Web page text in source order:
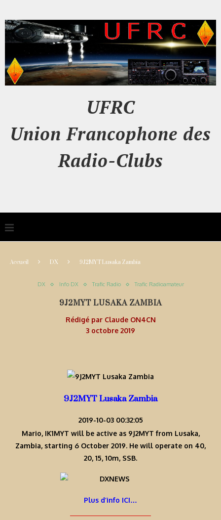
UFRC
Union Francophone des
Radio-Clubs
Accueil DX 9J2MYT Lusaka Zambia
DX Info DX Trafic Radio Trafic Radioamateur
9J2MYT LUSAKA ZAMBIA
Rédigé par Claude ON4CN
3 octobre 2019
9J2MYT Lusaka Zambia
2019-10-03 00:32:05
Mario, IK1MYT will be active as 9J2MYT from Lusaka,
Zambia, starting 6 October 2019. He will operate on 40,
20, 15, 10m, SSB.
Plus d’info ICI…